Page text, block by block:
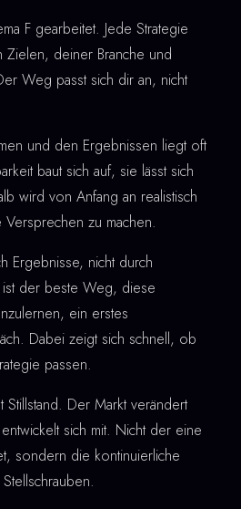
F gearbeitet. Jede Strategie
Zielen, deiner Branche und
Weg passt sich dir an, nicht
und den Ergebnissen liegt oft
baut sich auf, sie lässt sich
wird von Anfang an realistisch
Versprechen zu machen.
Ergebnisse, nicht durch
der beste Weg, diese
ein erstes
Dabei zeigt sich schnell, ob
passen.
Stillstand. Der Markt verändert
sich mit. Nicht der eine
sondern die kontinuierliche